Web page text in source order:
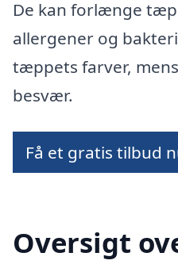
De kan forlænge
allergener og
tæppets farver,
besvær.
Få et gratis tilbud
Oversigt